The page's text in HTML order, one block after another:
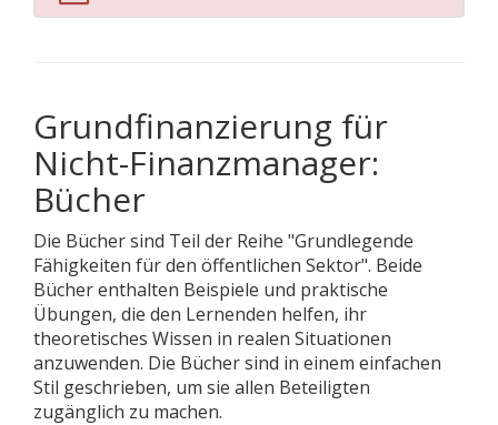
Grundfinanzierung für
Nicht-Finanzmanager:
Bücher
Die Bücher sind Teil der Reihe "Grundlegende
Fähigkeiten für den öffentlichen Sektor". Beide
Bücher enthalten Beispiele und praktische
Übungen, die den Lernenden helfen, ihr
theoretisches Wissen in realen Situationen
anzuwenden. Die Bücher sind in einem einfachen
Stil geschrieben, um sie allen Beteiligten
zugänglich zu machen.